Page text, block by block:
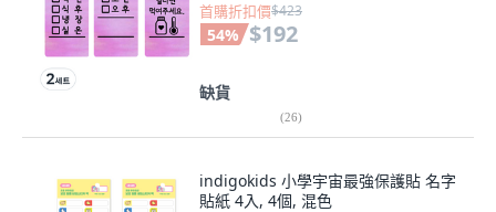
首購折扣價$423
54% $192
缺貨
(26)
indigokids 小學宇宙最強保護貼 名字
貼紙 4入, 4個, 混色